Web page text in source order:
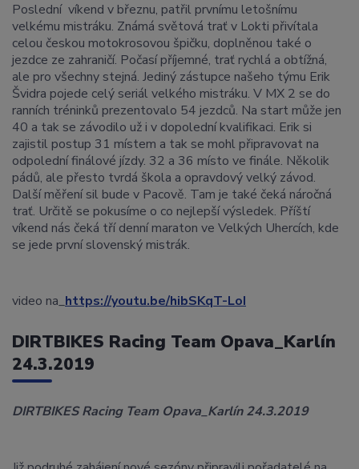
Poslední víkend v březnu, patřil prvnímu letošnímu
velkému mistráku. Známá světová trať v Lokti přivítala
celou českou motokrosovou špičku, doplněnou také o
jezdce ze zahraničí. Počasí příjemné, trať rychlá a obtížná,
ale pro všechny stejná. Jediný zástupce našeho týmu Erik
Švidra pojede celý seriál velkého mistráku. V MX 2 se do
ranních tréninků prezentovalo 54 jezdců. Na start může jen
40 a tak se závodilo už i v dopolední kvalifikaci. Erik si
zajistil postup 31 místem a tak se mohl připravovat na
odpolední finálové jízdy. 32 a 36 místo ve finále. Několik
pádů, ale přesto tvrdá škola a opravdový velký závod.
Další měření sil bude v Pacově. Tam je také čeká náročná
trať. Určitě se pokusíme o co nejlepší výsledek. Příští
víkend nás čeká tří denní maraton ve Velkých Uhercích, kde
se jede první slovenský mistrák.
video na_https://youtu.be/hibSKqT-LoI
DIRTBIKES Racing Team Opava_Karlín
24.3.2019
DIRTBIKESRacing Team Opava_Karlín 24.3.2019